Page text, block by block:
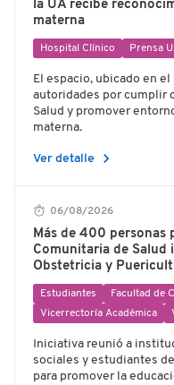
la UA recibe
materna
Hospital Clínico Prensa
El espacio, ubicado en
autoridades por cumplir
Salud y promover
materna.
Ver detalle chevron_right
06/08/2026
Más de 400 personas
Comunitaria de Salud
Obstetricia y
Estudiantes Facultad de
Vicerrectoría Académica
Iniciativa reunió a
sociales y estudiantes
para promover la